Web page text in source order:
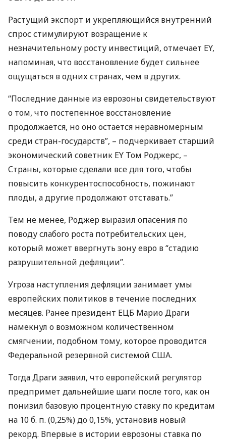
Растущий экспорт и укрепляющийся внутренний
спрос стимулируют возращение к
незначительному росту инвестиций, отмечает EY,
напоминая, что восстановление будет сильнее
ощущаться в одних странах, чем в других.
“Последние данные из еврозоны свидетельствуют
о том, что постепенное восстановление
продолжается, но оно остается неравномерным
среди стран-государств”, – подчеркивает старший
экономический советник EY Том Роджерс, –
Страны, которые сделали все для того, чтобы
повысить конкурентоспособность, пожинают
плоды, а другие продолжают отставать.”
Тем не менее, Роджер выразил опасения по
поводу слабого роста потребительских цен,
который может ввергнуть зону евро в “стадию
разрушительной дефляции”.
Угроза наступления дефляции занимает умы
европейских политиков в течение последних
месяцев. Ранее президент ЕЦБ Марио Драги
намекнул о возможном количественном
смягчении, подобном тому, которое проводится
Федеральной резервной системой США.
Тогда Драги заявил, что европейский регулятор
предпримет дальнейшие шаги после того, как он
понизил базовую процентную ставку по кредитам
на 10 б. п. (0,25%) до 0,15%, установив новый
рекорд. Впервые в истории еврозоны ставка по